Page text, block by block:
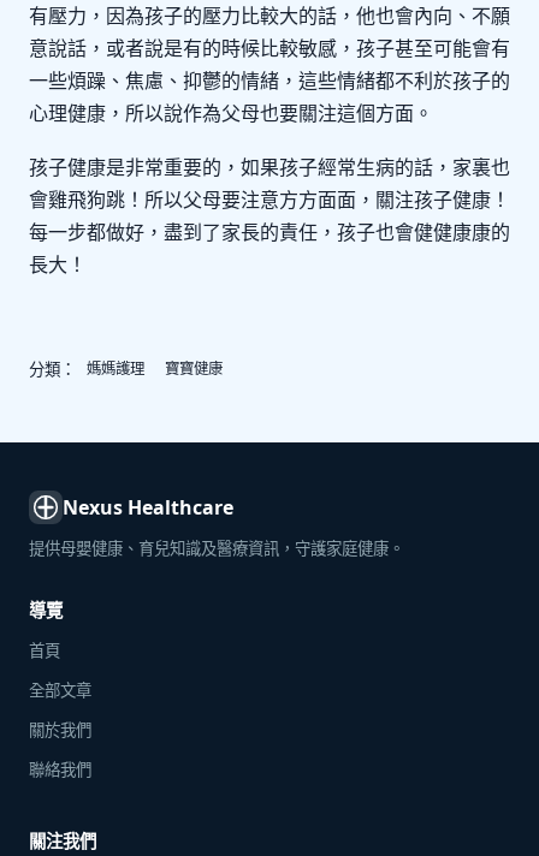
有壓力，因為孩子的壓力比較大的話，他也會內向、不願
意說話，或者說是有的時候比較敏感，孩子甚至可能會有
一些煩躁、焦慮、抑鬱的情緒，這些情緒都不利於孩子的
心理健康，所以說作為父母也要關注這個方面。
孩子健康是非常重要的，如果孩子經常生病的話，家裏也
會雞飛狗跳！所以父母要注意方方面面，關注孩子健康！
每一步都做好，盡到了家長的責任，孩子也會健健康康的
長大！
分類： 媽媽護理 寶寶健康
Nexus Healthcare
提供母嬰健康、育兒知識及醫療資訊，守護家庭健康。
導覽
首頁
全部文章
關於我們
聯絡我們
關注我們